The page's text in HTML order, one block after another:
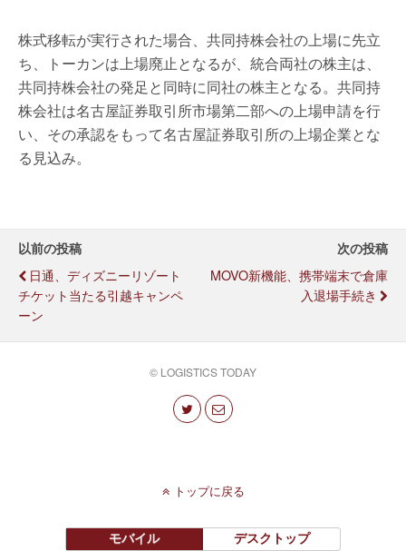
株式移転が実行された場合、共同持株会社の上場に先立
ち、トーカンは上場廃止となるが、統合両社の株主は、
共同持株会社の発足と同時に同社の株主となる。共同持
株会社は名古屋証券取引所市場第二部への上場申請を行
い、その承認をもって名古屋証券取引所の上場企業とな
る見込み。
以前の投稿
日通、ディズニーリゾート
チケット当たる引越キャンペ
ーン
次の投稿
MOVO新機能、携帯端末で倉庫
入退場手続き
© LOGISTICS TODAY
トップに戻る
モバイル デスクトップ